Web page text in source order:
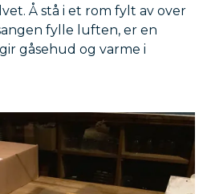
Å stå i et rom fylt av over
fylle luften, er en
gåsehud og varme i